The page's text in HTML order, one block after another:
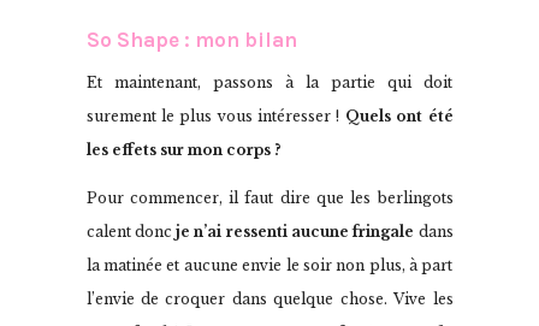
So Shape : mon bilan
Et maintenant, passons à la partie qui doit
surement le plus vous intéresser ! Quels ont été
les effets sur mon corps ?
Pour commencer, il faut dire que les berlingots
calent doncje n’ai ressenti aucune fringale dans
la matinée et aucune envie le soir non plus, à part
l’envie de croquer dans quelque chose. Vive les